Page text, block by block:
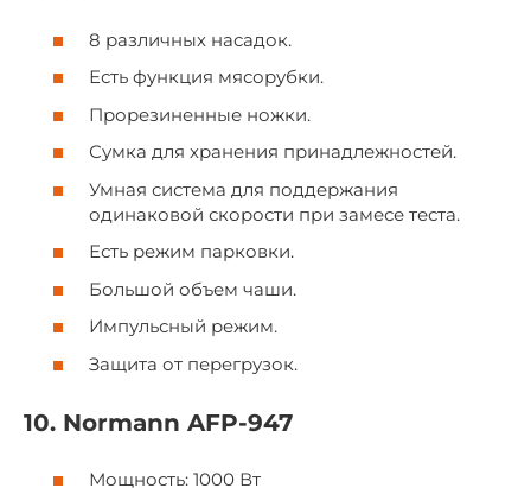
8 различных насадок.
Есть функция мясорубки.
Прорезиненные ножки.
Сумка для хранения принадлежностей.
Умная система для поддержания
одинаковой скорости при замесе теста.
Есть режим парковки.
Большой объем чаши.
Импульсный режим.
Защита от перегрузок.
10. Normann AFP-947
Мощность: 1000 Вт